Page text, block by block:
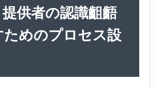
供者の認識齟齬
ためのプロセス設